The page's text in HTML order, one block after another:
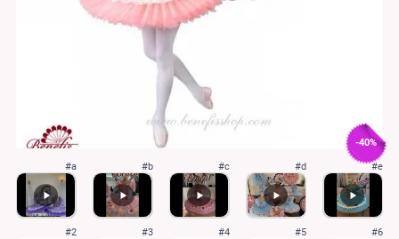
-40%
#a #b #c #d #e
#2 #3 #4 #5 #6